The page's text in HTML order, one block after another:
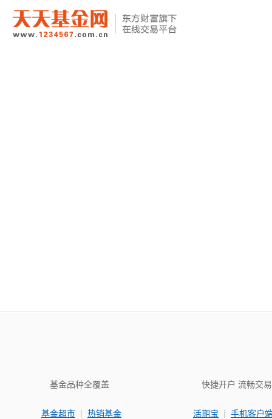
基金品种全覆盖
基金超市 | 热销基金
快捷开户 流畅交易
活期宝 | 手机客户